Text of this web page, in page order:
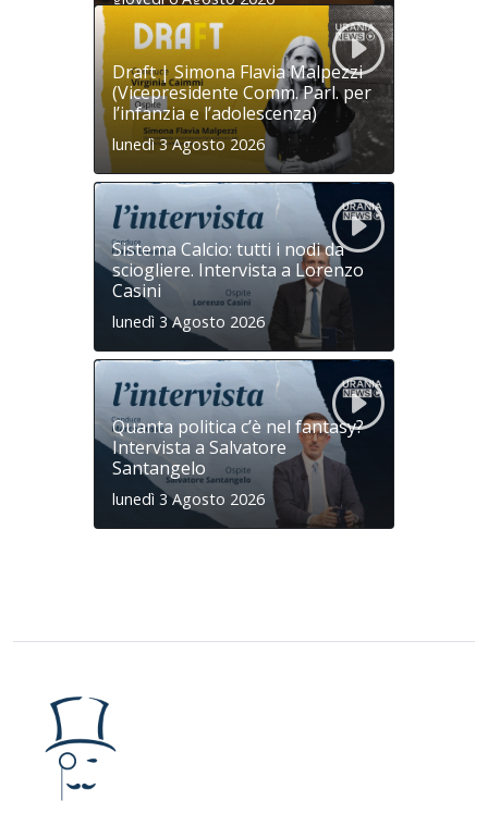
Draft | Simona Flavia Malpezzi
(Vicepresidente Comm. Parl. per
l’infanzia e l’adolescenza)
lunedì 3 Agosto 2026
Sistema Calcio: tutti i nodi da
sciogliere. Intervista a Lorenzo
Casini
lunedì 3 Agosto 2026
Quanta politica c’è nel fantasy?
Intervista a Salvatore
Santangelo
lunedì 3 Agosto 2026